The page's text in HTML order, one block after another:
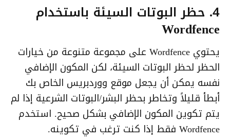
4. حظر البوتات السيئة باستخدام
Wordfence
يحتوي Wordfence على مجموعة متنوعة من خيارات
الحظر لحظر البوتات السيئة، لكن المكون الإضافي
نفسه يمكن أن يجعل موقع ووردبريس الخاص بك
أبطأ قليلاً وتخاطر بحظر البشر/البوتات الشرعية إذا لم
يتم تكوين المكون الإضافي بشكل صحيح. استخدم
Wordfence فقط إذا كنت ترغب في تكوينه.